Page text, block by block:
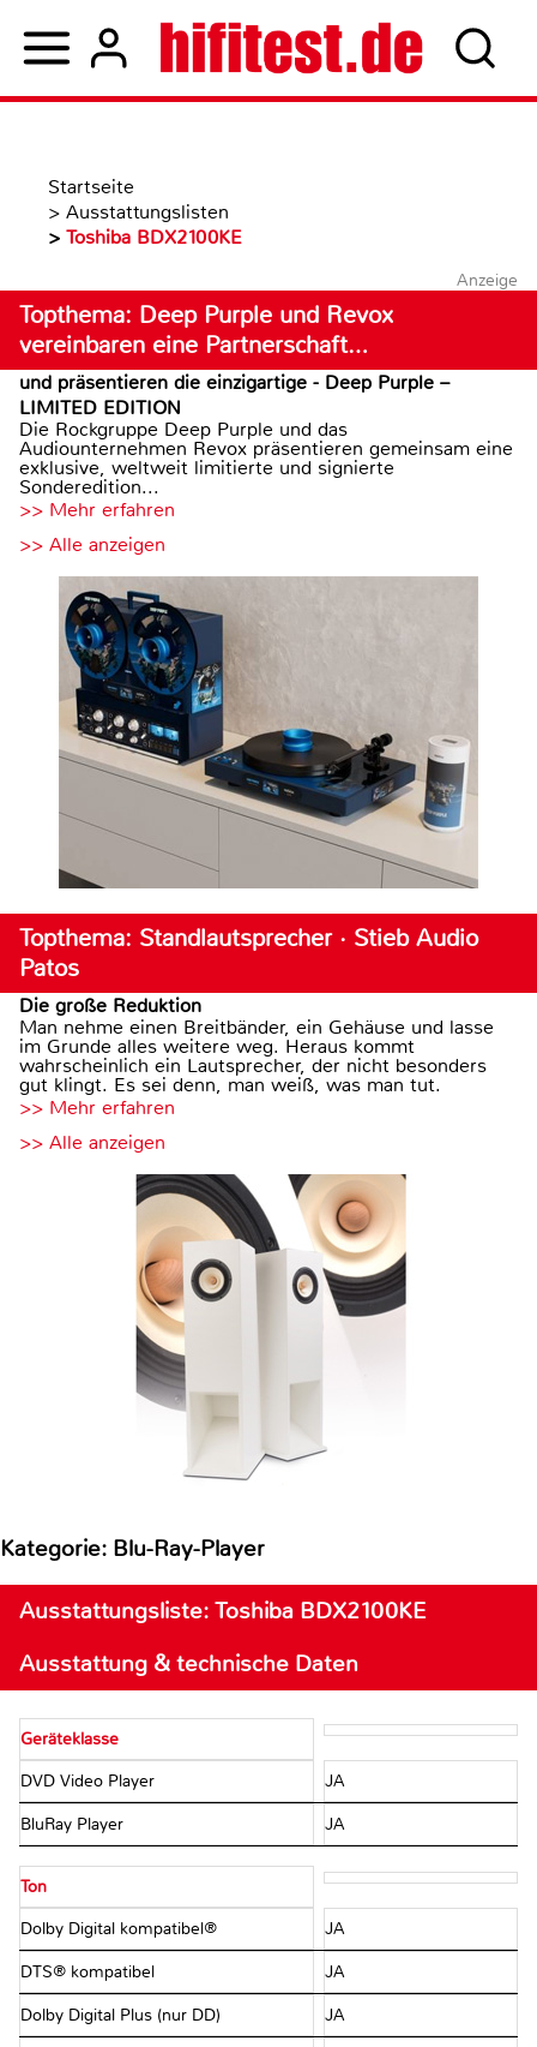
Startseite
> Ausstattungslisten
> Toshiba BDX2100KE
Anzeige
Topthema: Deep Purple und Revox
vereinbaren eine Partnerschaft…
und präsentieren die einzigartige - Deep Purple –
LIMITED EDITION
Die Rockgruppe Deep Purple und das
Audiounternehmen Revox präsentieren gemeinsam eine
exklusive, weltweit limitierte und signierte
Sonderedition...
>> Mehr erfahren
>> Alle anzeigen
Topthema: Standlautsprecher · Stieb Audio
Patos
Die große Reduktion
Man nehme einen Breitbänder, ein Gehäuse und lasse
im Grunde alles weitere weg. Heraus kommt
wahrscheinlich ein Lautsprecher, der nicht besonders
gut klingt. Es sei denn, man weiß, was man tut.
>> Mehr erfahren
>> Alle anzeigen
Kategorie: Blu-Ray-Player
Ausstattungsliste: Toshiba BDX2100KE
Ausstattung & technische Daten
Geräteklasse
DVD Video Player JA
BluRay Player JA
Ton
Dolby Digital kompatibel® JA
DTS® kompatibel JA
Dolby Digital Plus (nur DD) JA